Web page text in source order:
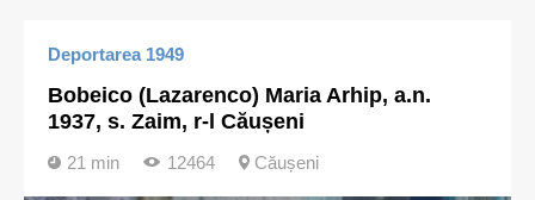
Deportarea 1949
Bobeico (Lazarenco) Maria Arhip, a.n.
1937, s. Zaim, r-l Căușeni
21 min 12464 Căușeni